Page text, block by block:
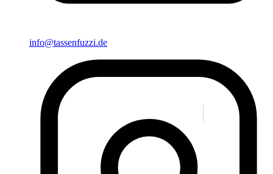
info@tassenfuzzi.de